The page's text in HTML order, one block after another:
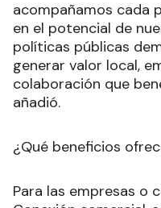
acompañamos cada
en el potencial de
políticas públicas
generar valor local,
colaboración que
añadió.
¿Qué beneficios
Para las empresas o